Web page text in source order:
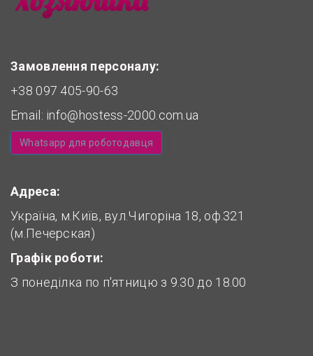
Замовлення персоналу:
+38 097 405-90-63
Email: info@hostess-2000.com.ua
Whatsapp для роботодавця
Адреса:
Україна, м.Київ, вул.Чигоріна 18, оф.321
(м.Печерская)
Графік роботи:
З понеділка по п'ятницю з 9.30 до 18.00